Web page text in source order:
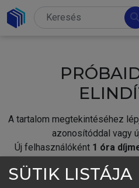
A tartalom megtekintéséhez
azonosítóddal vagy
Új felhasználóként 1 óra
SÜTIK LISTÁJA